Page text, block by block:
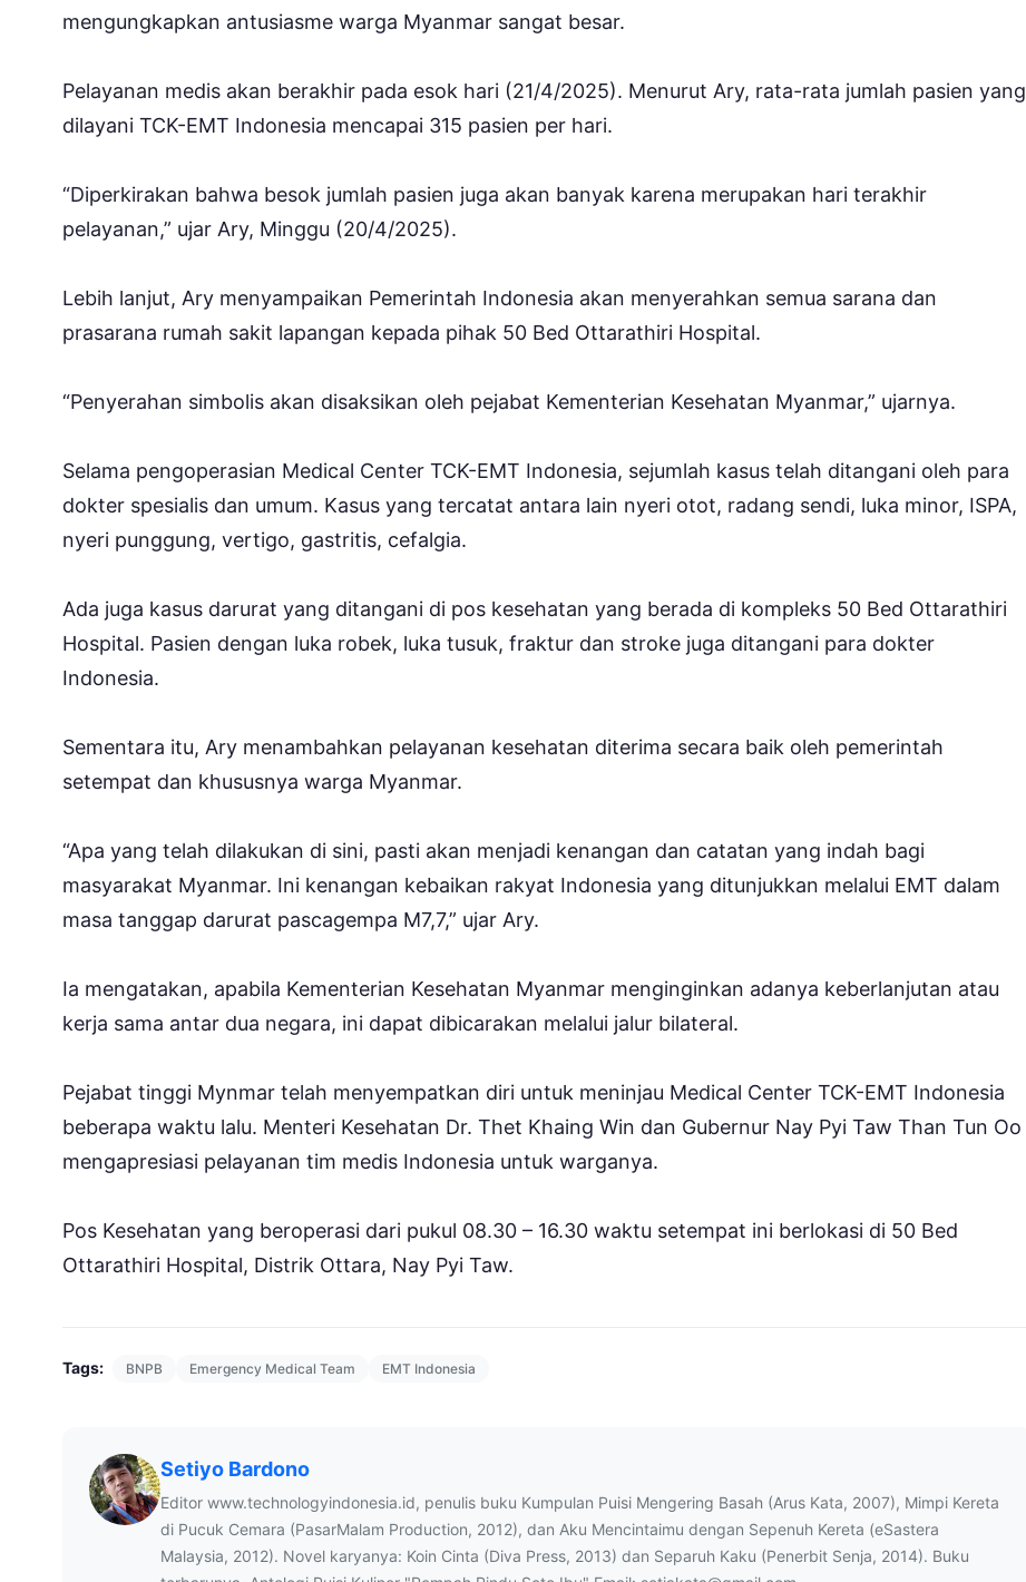
mengungkapkan antusiasme warga Myanmar sangat besar.
Pelayanan medis akan berakhir pada esok hari (21/4/2025). Menurut Ary, rata-rata jumlah pasien yang
dilayani TCK-EMT Indonesia mencapai 315 pasien per hari.
“Diperkirakan bahwa besok jumlah pasien juga akan banyak karena merupakan hari terakhir
pelayanan,” ujar Ary, Minggu (20/4/2025).
Lebih lanjut, Ary menyampaikan Pemerintah Indonesia akan menyerahkan semua sarana dan
prasarana rumah sakit lapangan kepada pihak 50 Bed Ottarathiri Hospital.
“Penyerahan simbolis akan disaksikan oleh pejabat Kementerian Kesehatan Myanmar,” ujarnya.
Selama pengoperasian Medical Center TCK-EMT Indonesia, sejumlah kasus telah ditangani oleh para
dokter spesialis dan umum. Kasus yang tercatat antara lain nyeri otot, radang sendi, luka minor, ISPA,
nyeri punggung, vertigo, gastritis, cefalgia.
Ada juga kasus darurat yang ditangani di pos kesehatan yang berada di kompleks 50 Bed Ottarathiri
Hospital. Pasien dengan luka robek, luka tusuk, fraktur dan stroke juga ditangani para dokter
Indonesia.
Sementara itu, Ary menambahkan pelayanan kesehatan diterima secara baik oleh pemerintah
setempat dan khususnya warga Myanmar.
“Apa yang telah dilakukan di sini, pasti akan menjadi kenangan dan catatan yang indah bagi
masyarakat Myanmar. Ini kenangan kebaikan rakyat Indonesia yang ditunjukkan melalui EMT dalam
masa tanggap darurat pascagempa M7,7,” ujar Ary.
Ia mengatakan, apabila Kementerian Kesehatan Myanmar menginginkan adanya keberlanjutan atau
kerja sama antar dua negara, ini dapat dibicarakan melalui jalur bilateral.
Pejabat tinggi Mynmar telah menyempatkan diri untuk meninjau Medical Center TCK-EMT Indonesia
beberapa waktu lalu. Menteri Kesehatan Dr. Thet Khaing Win dan Gubernur Nay Pyi Taw Than Tun Oo
mengapresiasi pelayanan tim medis Indonesia untuk warganya.
Pos Kesehatan yang beroperasi dari pukul 08.30 – 16.30 waktu setempat ini berlokasi di 50 Bed
Ottarathiri Hospital, Distrik Ottara, Nay Pyi Taw.
Tags: BNPB Emergency Medical Team EMT Indonesia
Setiyo Bardono
Editor www.technologyindonesia.id, penulis buku Kumpulan Puisi Mengering Basah (Arus Kata, 2007), Mimpi Kereta
di Pucuk Cemara (PasarMalam Production, 2012), dan Aku Mencintaimu dengan Sepenuh Kereta (eSastera
Malaysia, 2012). Novel karyanya: Koin Cinta (Diva Press, 2013) dan Separuh Kaku (Penerbit Senja, 2014). Buku